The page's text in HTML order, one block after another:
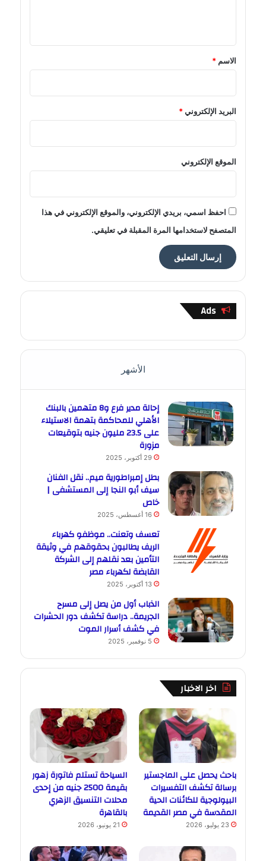
*
الاسم *
البريد الإلكتروني*
الموقع الإلكتروني
احفظ اسمي، بريدي الإلكتروني، والموقع الإلكتروني في هذا
المتصفح لاستخدامها المرة المقبلة في تعليقي.
Ads
الأشهر
إحالة مدير فرع و8 متهمين بالبنك
الأهلي للمحاكمة بتهمة الاستيلاء
على 23.5 مليون جنيه بتوقيعات
مزورة
29 أكتوبر، 2025
بطل إمبراطورية ميم.. نقل الفنان
سيف أبو النجا إلى المستشفى |
خاص
16 أغسطس، 2025
تعسف وتعنت.. موظفو كهرباء
الريف يطالبون بحقوقهم في وثيقة
التأمين بعد نقلهم إلى الشركة
القابضة لكهرباء مصر
13 أكتوبر، 2025
الذباب أول من يصل إلى مسرح
الجريمة.. دراسة تكشف دور الحشرات
في كشف أسرار الموت
5 نوفمبر، 2025
اخر الاخبار
باحث يحصل على الماجستير
برسالة تكشف التفسيرات
البيولوجية للكائنات الحية
المقدسة في مصر القديمة
23 يوليو، 2026
السياحة تستلم فاتورة زهور
بقيمة 2500 جنيه من إحدى
محلات التنسيق الزهري
بالقاهرة
21 يونيو، 2026